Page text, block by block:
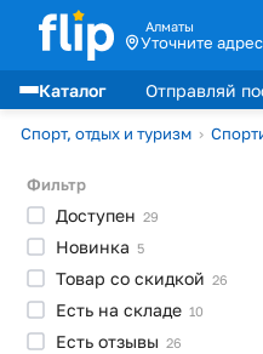
Алматы
Уточните адрес
Каталог Отправляй
Лидеры
Спорт, отдых и туризм ›
Фильтр
Доступен 29
Новинка 5
Товар со скидкой 26
Есть на складе 10
Есть отзывы 26